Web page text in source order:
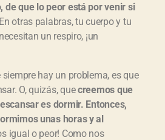
de que lo peor está por venir si
otras palabras, tu cuerpo y tu
un respiro, ¡un
hay un problema, es que
O, quizás, quecreemos que
es dormir. Entonces,
unas horas y al
igual o peor! Como nos